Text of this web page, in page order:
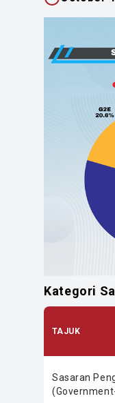
Kategori
TAJUK
Sasaran